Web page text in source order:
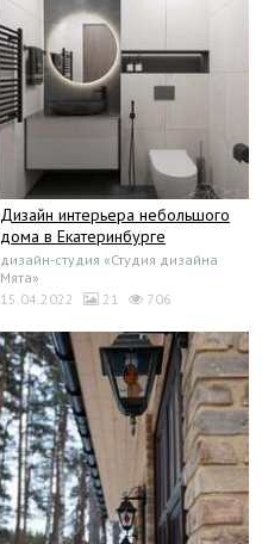
Дизайн интерьера небольшого
дома в Екатеринбурге
дизайн-студия «Студия дизайна
Мята»
15.04.2022
21 706